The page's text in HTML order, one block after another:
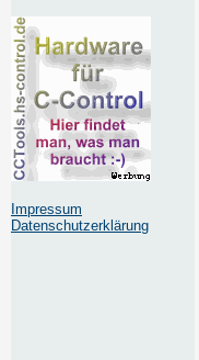
Impressum
Datenschutzerklärung